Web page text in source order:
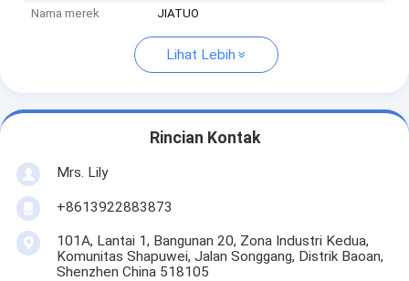
Nama merek JIATUO
Lihat Lebih
Rincian Kontak
Mrs. Lily
+8613922883873
101A, Lantai 1, Bangunan 20, Zona Industri Kedua,
Komunitas Shapuwei, Jalan Songgang, Distrik Baoan,
Shenzhen China 518105